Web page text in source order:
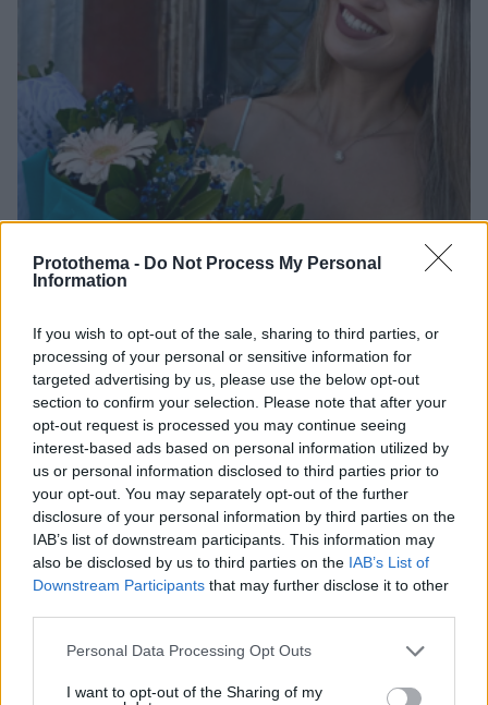
Protothema - Do Not Process My Personal
Information
If you wish to opt-out of the sale, sharing to third parties, or
processing of your personal or sensitive information for
targeted advertising by us, please use the below opt-out
section to confirm your selection. Please note that after your
opt-out request is processed you may continue seeing
interest-based ads based on personal information utilized by
us or personal information disclosed to third parties prior to
your opt-out. You may separately opt-out of the further
disclosure of your personal information by third parties on the
IAB’s list of downstream participants. This information may
also be disclosed by us to third parties on the IAB’s List of
Downstream Participants that may further disclose it to other
Please note that this website/app uses one or more Google
not limited to your visit or usage behaviour. You may click to
Personal Data Processing Opt Outs
I want to opt-out of the Sharing of my
Η 24χρονη αριστούχος της Ιατρικής Αθηνών, που
διάβασε τον Ιπποκρατικό Όρκο, μιλά για τον
«άριστο γιατρό»
10.08.2026, 08:09
The New Yorker: Είναι το μέλλον
«Made in China»; Η αντεπίθεση της
Κίνας απειλεί την κυριαρχία των ΗΠΑ
από την ΑΙ και τα αυτοκίνητα έως τη
μάχη κατά του καρκίνου
10.08.2026, 10:10 44
«Δεν ήταν κοντά στο παιδί και πριν